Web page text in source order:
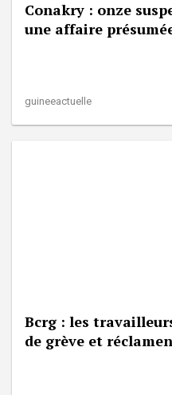
Conakry : onze
une affaire
guineeactuelle
Bcrg : les
de grève et